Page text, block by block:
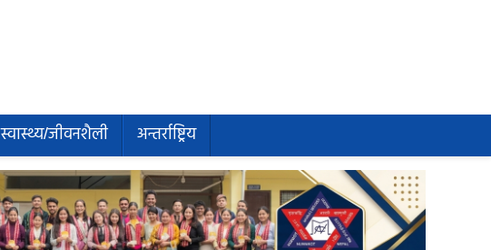
स्वास्थ्य/जीवनशैली अन्तर्राष्ट्रिय